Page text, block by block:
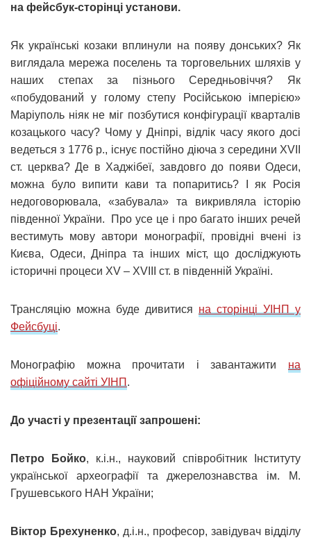
на фейсбук-сторінці установи.
Як українські козаки вплинули на появу донських? Як
виглядала мережа поселень та торговельних шляхів у
наших степах за пізнього Середньовіччя? Як
«побудований у голому степу Російською імперією»
Маріуполь ніяк не міг позбутися конфігурації кварталів
козацького часу? Чому у Дніпрі, відлік часу якого досі
ведеться з 1776 р., існує постійно діюча з середини XVII
ст. церква? Де в Хаджібеї, завдовго до появи Одеси,
можна було випити кави та попаритись? І як Росія
недоговорювала, «забувала» та викривляла історію
південної України. Про усе це і про багато інших речей
вестимуть мову автори монографії, провідні вчені із
Києва, Одеси, Дніпра та інших міст, що досліджують
історичні процеси ХV – XVIII ст. в південній Україні.
Трансляцію можна буде дивитися на сторінці УІНП у
Фейсбуці.
Монографію можна прочитати і завантажити на
офіційному сайті УІНП .
До участі у презентації запрошені:
Петро Бойко, к.і.н., науковий співробітник Інституту
української археографії та джерелознавства ім. М.
Грушевського НАН України;
Віктор Брехуненко, д.і.н., професор, завідувач відділу